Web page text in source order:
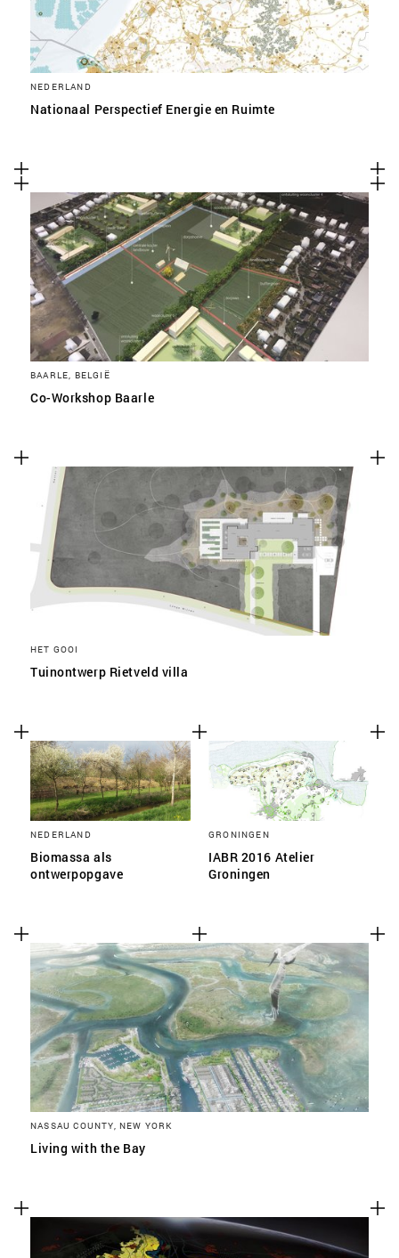
NEDERLAND
Nationaal Perspectief Energie en Ruimte
BAARLE, BELGIË
Co-Workshop Baarle
HET GOOI
Tuinontwerp Rietveld villa
NEDERLAND
Biomassa als
ontwerpopgave
GRONINGEN
IABR 2016 Atelier
Groningen
NASSAU COUNTY, NEW YORK
Living with the Bay